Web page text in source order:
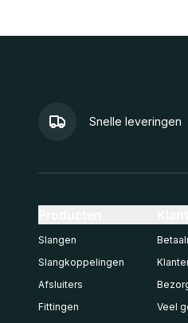
Snelle leveringen
Slangen
Slangkoppelingen
Afsluiters
Fittingen
Veel